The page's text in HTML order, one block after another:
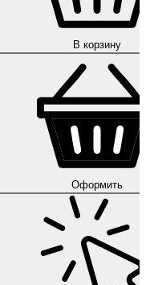
В корзину
Оформить